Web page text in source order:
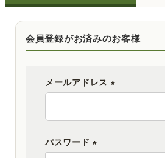
会員登録がお済みのお客様
メールアドレス
パスワード